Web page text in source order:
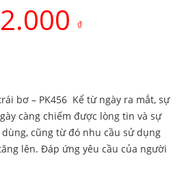
₫
bơ – PK456 Kể từ ngày ra mắt, sự
càng chiếm được lòng tin và sự
cũng từ đó nhu cầu sử dụng
lên. Đáp ứng yêu cầu của người